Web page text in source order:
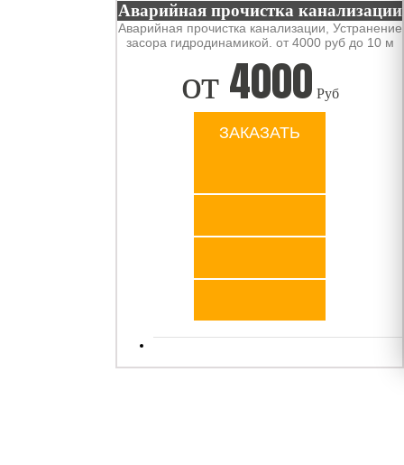
Аварийная прочистка канализации
Аварийная прочистка канализации, Устранение
засора гидродинамикой. от 4000 руб до 10 м
от4000 Руб
ЗАКАЗАТЬ